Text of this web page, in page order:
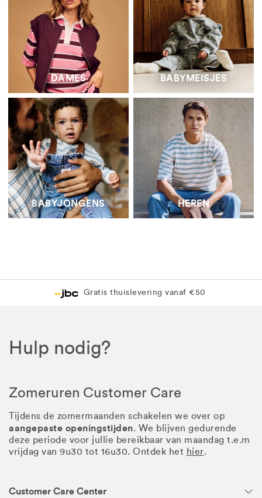
DAMES BABYMEISJES
BABYJONGENS HEREN
Gratis thuislevering vanaf €50
Hulp nodig?
Zomeruren Customer Care
Tijdens de zomermaanden schakelen we over op
aangepaste openingstijden. We blijven gedurende
deze periode voor jullie bereikbaar van maandag t.e.m
vrijdag van 9u30 tot 16u30. Ontdek het hier.
Customer Care Center